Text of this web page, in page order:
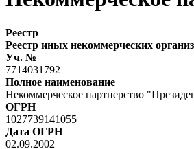
Реестр
Реестр иных некоммерческих
Уч. №
7714031792
Полное наименование
Некоммерческое партнерство
ОГРН
1027739141055
Дата ОГРН
02.09.2002